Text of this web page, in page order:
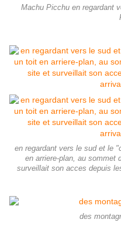
Machu Picchu en regardant
en regardant vers le sud et le
en arriere-plan, au sommet
surveillait son acces depuis
des